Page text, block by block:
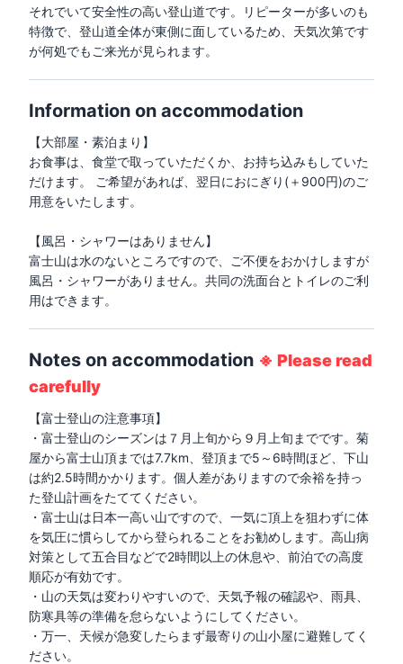
それでいて安全性の高い登山道です。リピーターが多いのも
特徴で、登山道全体が東側に面しているため、天気次第です
が何処でもご来光が見られます。
Information on accommodation
【大部屋・素泊まり】
お食事は、食堂で取っていただくか、お持ち込みもしていた
だけます。 ご希望があれば、翌日におにぎり(＋900円)のご
用意をいたします。
【風呂・シャワーはありません】
富士山は水のないところですので、ご不便をおかけしますが
風呂・シャワーがありません。共同の洗面台とトイレのご利
用はできます。
Notes on accommodation ※ Please read
carefully
【富士登山の注意事項】
・富士登山のシーズンは７月上旬から９月上旬までです。菊
屋から富士山頂までは7.7km、登頂まで5～6時間ほど、下山
は約2.5時間かかります。個人差がありますので余裕を持っ
た登山計画をたててください。
・富士山は日本一高い山ですので、一気に頂上を狙わずに体
を気圧に慣らしてから登られることをお勧めします。高山病
対策として五合目などで2時間以上の休息や、前泊での高度
順応が有効です。
・山の天気は変わりやすいので、天気予報の確認や、雨具、
防寒具等の準備を怠らないようにしてください。
・万一、天候が急変したらまず最寄りの山小屋に避難してく
ださい。